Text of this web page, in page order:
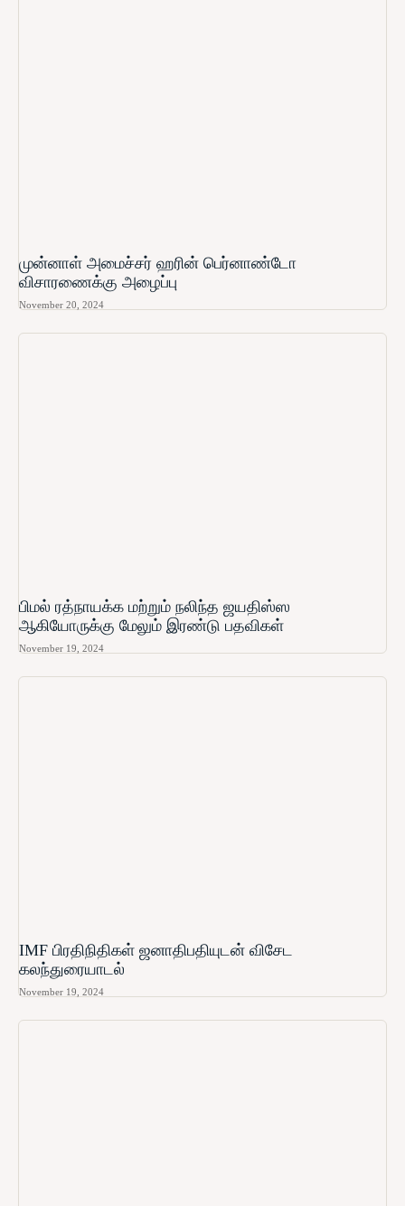
முன்னாள் அமைச்சர் ஹரின் பெர்னாண்டோ​
விசாரணைக்கு அழைப்பு
November 20, 2024
பிமல் ரத்நாயக்க மற்றும் நலிந்த ஜயதிஸ்ஸ
ஆகியோருக்கு மேலும் இரண்டு பதவிகள்
November 19, 2024
IMF பிரதிநிதிகள் ஜனாதிபதியுடன் விசேட
கலந்துரையாடல்
November 19, 2024